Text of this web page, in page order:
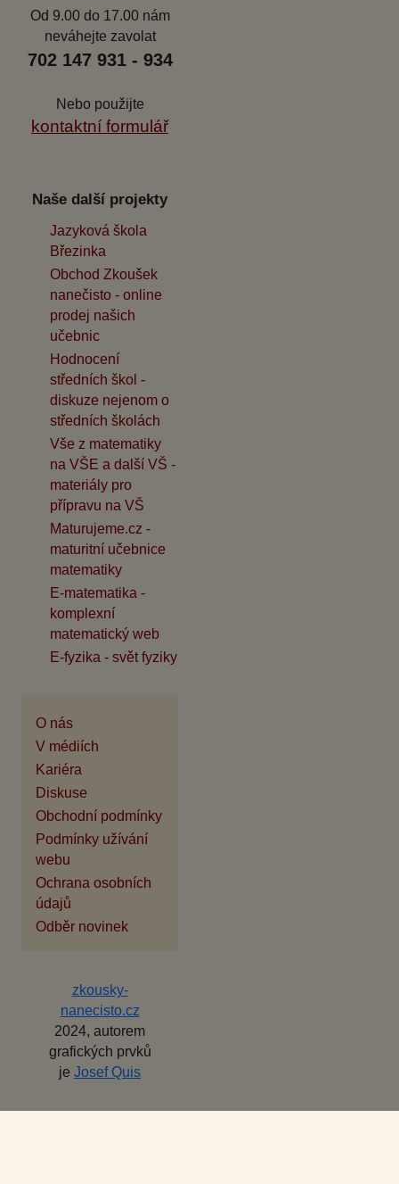
Od 9.00 do 17.00 nám
neváhejte zavolat
702 147 931 - 934
Nebo použijte
kontaktní formulář
Naše další projekty
Jazyková škola
Březinka
Obchod Zkoušek
nanečisto - online
prodej našich
učebnic
Hodnocení
středních škol -
diskuze nejenom o
středních školách
Vše z matematiky
na VŠE a další VŠ -
materiály pro
přípravu na VŠ
Maturujeme.cz -
maturitní učebnice
matematiky
E-matematika -
komplexní
matematický web
E-fyzika - svět fyziky
O nás
V médiích
Kariéra
Diskuse
Obchodní podmínky
Podmínky užívání
webu
Ochrana osobních
údajů
Odběr novinek
zkousky-
nanecisto.cz
2024, autorem
grafických prvků
je Josef Quis